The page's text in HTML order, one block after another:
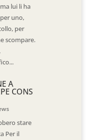
lui li ha
uno,
per
scompare.
A
CONS
stare
Per il